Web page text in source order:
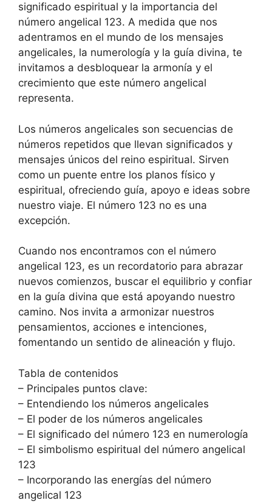
significado espiritual y la importancia del
número angelical 123. A medida que nos
adentramos en el mundo de los mensajes
angelicales, la numerología y la guía divina, te
invitamos a desbloquear la armonía y el
crecimiento que este número angelical
representa.
Los números angelicales son secuencias de
números repetidos que llevan significados y
mensajes únicos del reino espiritual. Sirven
como un puente entre los planos físico y
espiritual, ofreciendo guía, apoyo e ideas sobre
nuestro viaje. El número 123 no es una
excepción.
Cuando nos encontramos con el número
angelical 123, es un recordatorio para abrazar
nuevos comienzos, buscar el equilibrio y confiar
en la guía divina que está apoyando nuestro
camino. Nos invita a armonizar nuestros
pensamientos, acciones e intenciones,
fomentando un sentido de alineación y flujo.
Tabla de contenidos
– Principales puntos clave:
– Entendiendo los números angelicales
– El poder de los números angelicales
– El significado del número 123 en numerología
– El simbolismo espiritual del número angelical
123
– Incorporando las energías del número
angelical 123